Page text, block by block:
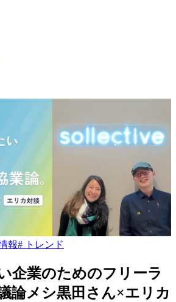
報# トレンド
企業のためのフリーラ
論メシ黒田さん×エリカ